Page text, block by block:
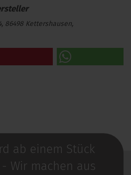
86498 Kettershausen,
ab einem Stück
Wir machen aus